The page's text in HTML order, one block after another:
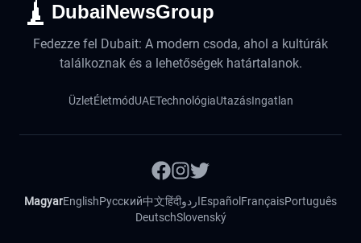
DubaiNewsGroup
Fedezze fel Dubait: A modern csoda, ahol a kultúrák
találkoznak és a lehetőségek határtalanok.
ÜzletÉletmódUAETechnológiaUtazásIngatlan
MagyarEnglishРусский中文हिंदीاردوEspañol FrançaisPortuguês
DeutschSlovenský